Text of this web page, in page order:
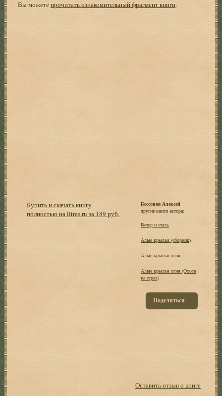
Вы можетепрочитать ознакомительный фрагмент книги.
Купить и скачать книгу
полностью на litres.ru за 189 руб.
Бессонов Алексей
другие книги автора:
Ветер и сталь
Алые крылья (сборник)
Алые крылья огня
Алые крылья огня (Охота
на страх)
Поделиться
Оставить отзыв о книге